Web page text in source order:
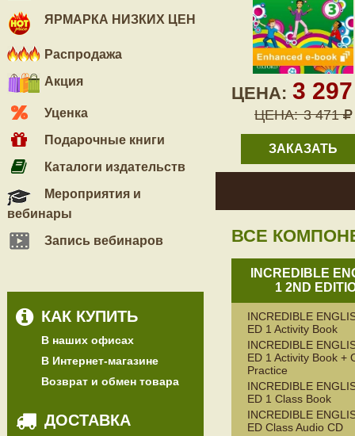
ЯРМАРКА НИЗКИХ ЦЕН
Распродажа
Акция
Уценка
Подарочные книги
Каталоги издательств
Мероприятия и
вебинары
Запись вебинаров
КАК КУПИТЬ
В наших офисах
В Интернет-магазине
Возврат и обмен товара
ДОСТАВКА
ЦЕНА: 3
ЦЕНА: 3 471
ЗАКАЗАТЬ
ВСЕ
INCREDIBLE
1 2ND
INCREDIBLE
ED 1 Activity Book
INCREDIBLE
ED 1 Activity Book +
Practice
INCREDIBLE
ED 1 Class Book
INCREDIBLE
ED Class Audio CD